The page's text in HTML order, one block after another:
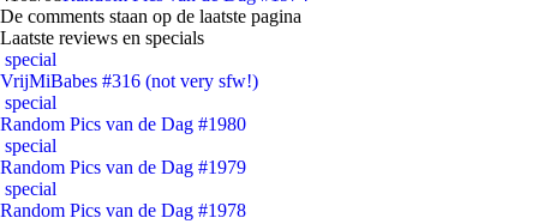
De comments staan op de laatste pagina
Laatste reviews en specials
special
VrijMiBabes #316 (not very sfw!)
special
Random Pics van de Dag #1980
special
Random Pics van de Dag #1979
special
Random Pics van de Dag #1978